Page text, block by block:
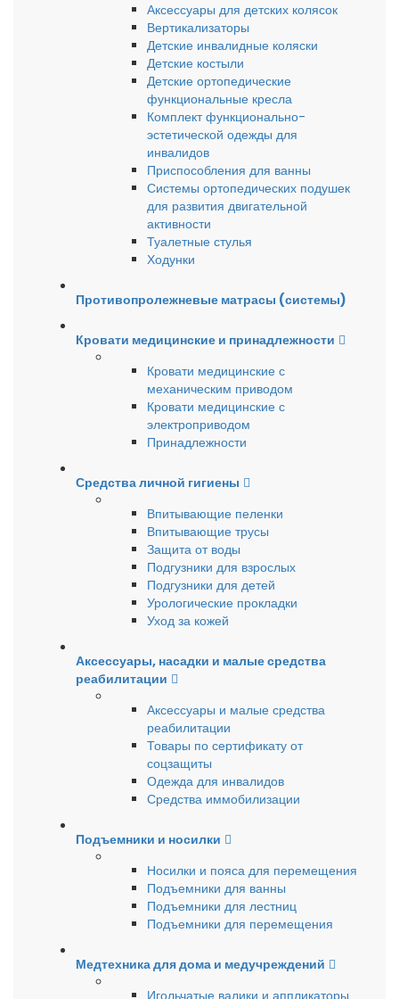
Аксессуары для детских колясок
Вертикализаторы
Детские инвалидные коляски
Детские костыли
Детские ортопедические
функциональные кресла
Комплект функционально-
эстетической одежды для
инвалидов
Приспособления для ванны
Системы ортопедических подушек
для развития двигательной
активности
Туалетные стулья
Ходунки
Противопролежневые матрасы (системы)
Кровати медицинские и принадлежности
Кровати медицинские с
механическим приводом
Кровати медицинские с
электроприводом
Принадлежности
Средства личной гигиены
Впитывающие пеленки
Впитывающие трусы
Защита от воды
Подгузники для взрослых
Подгузники для детей
Урологические прокладки
Уход за кожей
Аксессуары, насадки и малые средства
реабилитации
Аксессуары и малые средства
реабилитации
Товары по сертификату от
соцзащиты
Одежда для инвалидов
Средства иммобилизации
Подъемники и носилки
Носилки и пояса для перемещения
Подъемники для ванны
Подъемники для лестниц
Подъемники для перемещения
Медтехника для дома и медучреждений
Игольчатые валики и аппликаторы